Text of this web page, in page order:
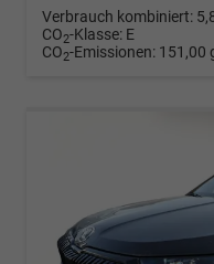
Verbrauch kombiniert:
CO2-Klasse: E
CO2-Emissionen: 151,00